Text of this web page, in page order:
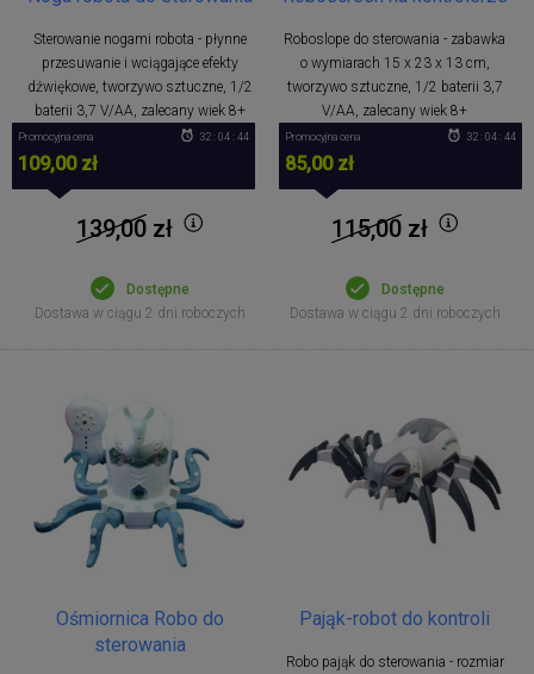
Sterowanie nogami robota - płynne
przesuwanie i wciągające efekty
dźwiękowe, tworzywo sztuczne, 1/2
baterii 3,7 V/AA, zalecany wiek 8+
Promocyjna cena
109,00 zł
32 : 04 : 43
139,00zł
Dostępne
Dostawa w ciągu 2 dni roboczych
Roboslope do sterowania - zabawka
o wymiarach 15 x 23 x 13 cm,
tworzywo sztuczne, 1/2 baterii 3,7
V/AA, zalecany wiek 8+
Promocyjna cena
85,00 zł
32 : 04 : 43
115,00zł
Dostępne
Dostawa w ciągu 2 dni roboczych
Ośmiornica Robo do
sterowania
Pająk-robot do kontroli
Robo pająk do sterowania - rozmiar